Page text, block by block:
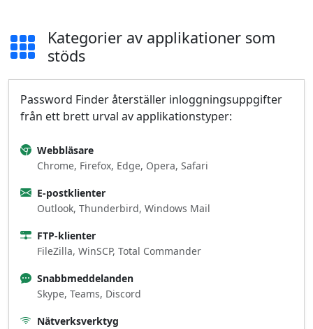
Kategorier av applikationer som
stöds
Password Finder återställer inloggningsuppgifter
från ett brett urval av applikationstyper:
Webbläsare
Chrome, Firefox, Edge, Opera, Safari
E‑postklienter
Outlook, Thunderbird, Windows Mail
FTP‑klienter
FileZilla, WinSCP, Total Commander
Snabbmeddelanden
Skype, Teams, Discord
Nätverksverktyg